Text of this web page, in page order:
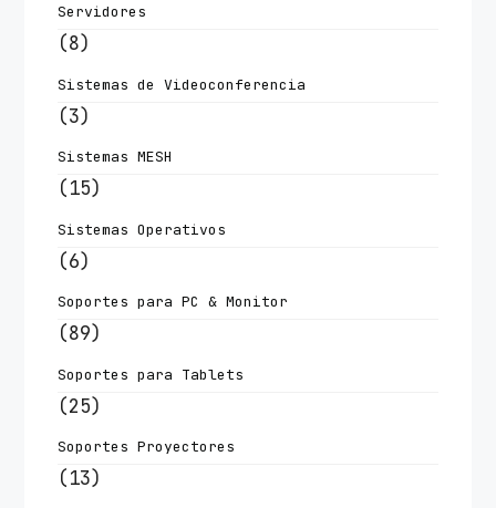
Servidores
(8)
Sistemas de Videoconferencia
(3)
Sistemas MESH
(15)
Sistemas Operativos
(6)
Soportes para PC & Monitor
(89)
Soportes para Tablets
(25)
Soportes Proyectores
(13)